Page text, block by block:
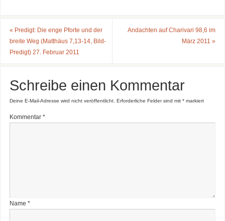
« Predigt: Die enge Pforte und der
breite Weg (Matthäus 7,13-14, Bild-
Predigt) 27. Februar 2011
Andachten auf Charivari 98,6 im
März 2011»
Schreibe einen Kommentar
Deine E-Mail-Adresse wird nicht veröffentlicht. Erforderliche Felder sind mit *markiert
Kommentar *
Name *